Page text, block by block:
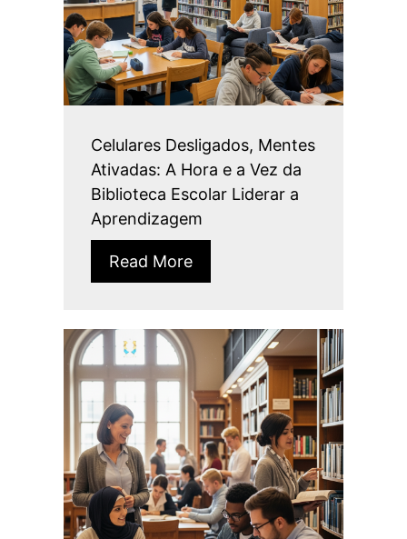
Celulares Desligados, Mentes
Ativadas: A Hora e a Vez da
Biblioteca Escolar Liderar a
Aprendizagem
Read More